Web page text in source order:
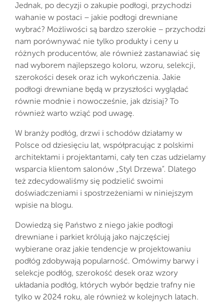
Jednak, po decyzji o zakupie podłogi, przychodzi
wahanie w postaci – jakie podłogi drewniane
wybrać? Możliwości są bardzo szerokie – przychodzi
nam porównywać nie tylko produkty i ceny u
różnych producentów, ale również zastanawiać się
nad wyborem najlepszego koloru, wzoru, selekcji,
szerokości desek oraz ich wykończenia. Jakie
podłogi drewniane będą w przyszłości wyglądać
równie modnie i nowocześnie, jak dzisiaj? To
również warto wziąć pod uwagę.
W branży podłóg, drzwi i schodów działamy w
Polsce od dziesięciu lat, współpracując z polskimi
architektami i projektantami, cały ten czas udzielamy
wsparcia klientom salonów „Styl Drzewa”. Dlatego
też zdecydowaliśmy się podzielić swoimi
doświadczeniami i spostrzeżeniami w niniejszym
wpisie na blogu.
Dowiedzą się Państwo z niego jakie podłogi
drewniane i parkiet królują jako najczęściej
wybierane oraz jakie tendencje w projektowaniu
podłóg zdobywają popularność. Omówimy barwy i
selekcje podłóg, szerokość desek oraz wzory
układania podłóg, których wybór będzie trafny nie
tylko w 2024 roku, ale również w kolejnych latach.